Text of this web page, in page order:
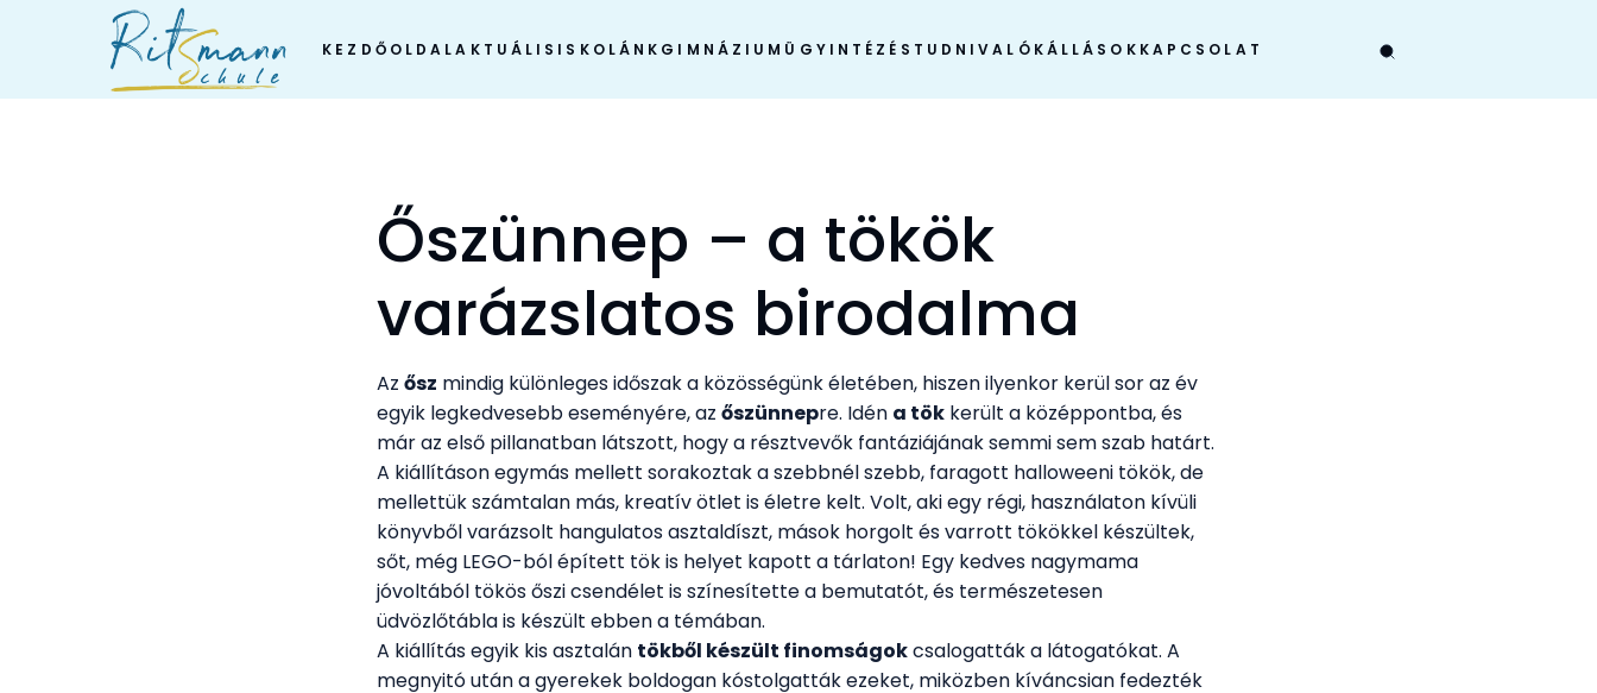
KEZDŐOLDALAKTUÁLIS ISKOLÁNK GIMNÁZIUM ÜGYINTÉZÉS TUDNIVALÓKÁLLÁSOK KAPCSOLAT
Őszünnep – a tökök
varázslatos birodalma
Az ősz mindig különleges időszak a közösségünk életében, hiszen ilyenkor kerül sor az év
egyik legkedvesebb eseményére, az őszünnepre. Idén a tök került a középpontba, és
már az első pillanatban látszott, hogy a résztvevők fantáziájának semmi sem szab határt.
A kiállításon egymás mellett sorakoztak a szebbnél szebb, faragott halloweeni tökök, de
mellettük számtalan más, kreatív ötlet is életre kelt. Volt, aki egy régi, használaton kívüli
könyvből varázsolt hangulatos asztaldíszt, mások horgolt és varrott tökökkel készültek,
sőt, még LEGO-ból épített tök is helyet kapott a tárlaton! Egy kedves nagymama
jóvoltából tökös őszi csendélet is színesítette a bemutatót, és természetesen
üdvözlőtábla is készült ebben a témában.
A kiállítás egyik kis asztalán tökből készült finomságokcsalogatták a látogatókat. A
megnyitó után a gyerekek boldogan kóstolgatták ezeket, miközben kíváncsian fedezték